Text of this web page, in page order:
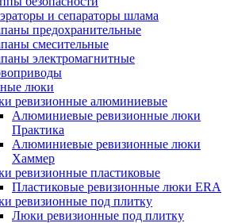
и сепараторы шлама
предохранительные
смесительные
электромагнитные
люки
ревизионные алюминиевые
Алюминиевые ревизионные люки
Практика
Алюминиевые ревизионные люки
Хаммер
ревизионные пластиковые
Пластиковые ревизионные люки ERA
ревизионные под плитку
Люки ревизионные под плитку